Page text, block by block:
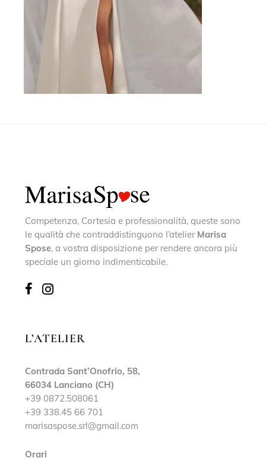
Competenza, Cortesia e professionalità, queste sono
le qualità che contraddistinguono l’atelier Marisa
Spose, a vostra disposizione per rendere ancora più
speciale un giorno indimenticabile.
L’ATELIER
Contrada Sant’Onofrio, 58,
66034 Lanciano (CH)
+39 0872.508061
+39 338.45 66 701
marisaspose.srl@gmail.com
Orari